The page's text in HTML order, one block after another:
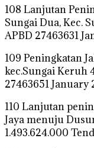
108 Lanjutan
Sungai Dua, Kec.
APBD 27463631
109 Peningkatan
kec.Sungai Keruh
27463651 January
110 Lanjutan
Jaya menuju
1.493.624.000